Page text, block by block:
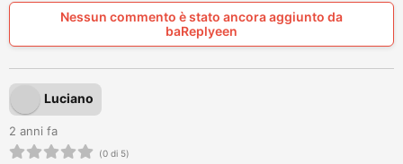
Nessun commento è stato ancora aggiunto da
baReplyeen
Luciano
2 anni fa
(0 di 5)